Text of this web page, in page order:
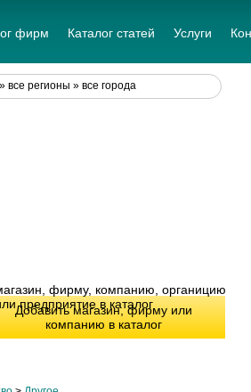
фирм Каталог статей Услуги
все регионы » все города
Добавить магазин, фирму или
компанию в каталог